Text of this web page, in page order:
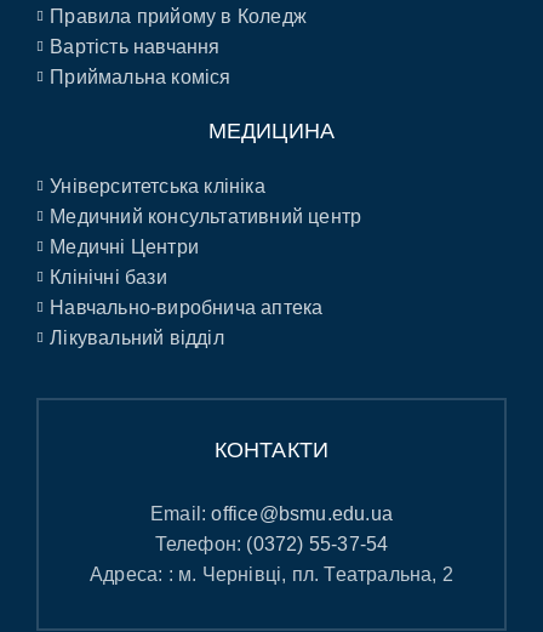
Правила прийому в Коледж
Вартість навчання
Приймальна коміся
МЕДИЦИНА
Університетська клініка
Медичний консультативний центр
Медичні Центри
Клінічні бази
Навчально-виробнича аптека
Лікувальний відділ
КОНТАКТИ
Email:office@bsmu.edu.ua
Телефон: (0372) 55-37-54
Адреса: : м. Чернівці, пл. Театральна, 2